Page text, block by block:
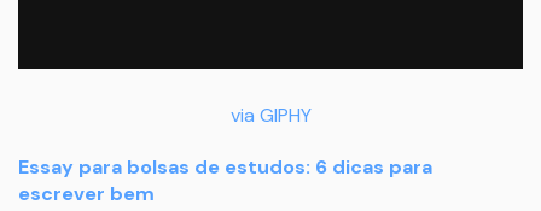
via GIPHY
Essay para bolsas de estudos: 6 dicas para
escrever bem